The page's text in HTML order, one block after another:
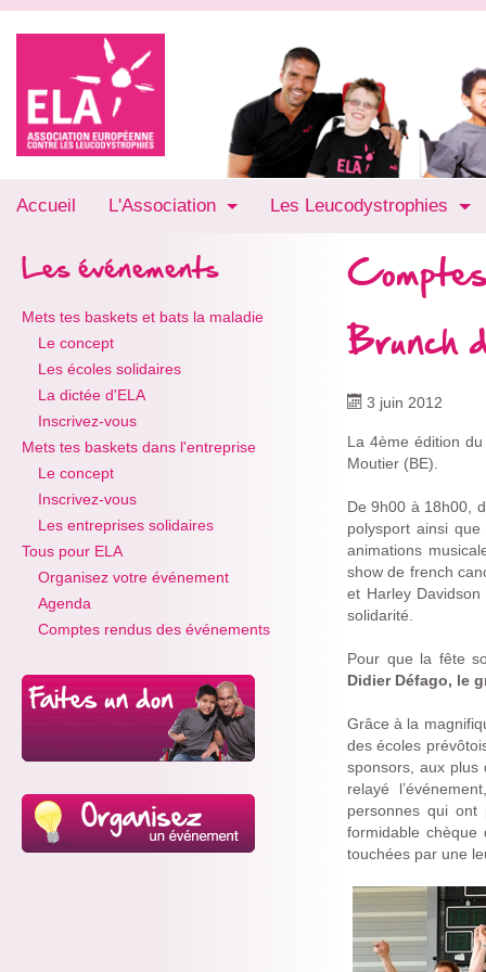
Accueil L'Association Les Leucodystrophies
Les événements
Mets tes baskets et bats la maladie
Le concept
Les écoles solidaires
La dictée d'ELA
Inscrivez-vous
Mets tes baskets dans l'entreprise
Le concept
Inscrivez-vous
Les entreprises solidaires
Tous pour ELA
Organisez votre événement
Agenda
Comptes rendus des événements
Brunch
3 juin 2012
La 4ème édition
Moutier (BE).
De 9h00 à 18h00,
polysport ainsi
animations
show de french
et Harley
solidarité.
Pour que la fête
Didier Défago, le
Grâce à la
des écoles
sponsors, aux plus
relayé
personnes qui
formidable
touchées par une